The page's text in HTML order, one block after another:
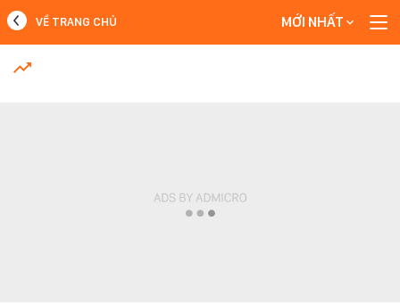
MỚI NHẤT
VỀ TRANG CHỦ MỚI NHẤT